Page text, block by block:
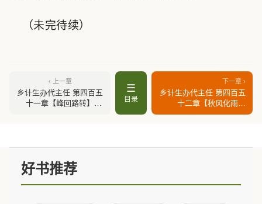
（未完待续）
‹ 上一章
乡计生办代主任 第四百五
十一章【峰回路转】
☰
目录
下一章 ›
乡计生办代主任 第四百五
十二章【秋风化雨】
（上）
好书推荐